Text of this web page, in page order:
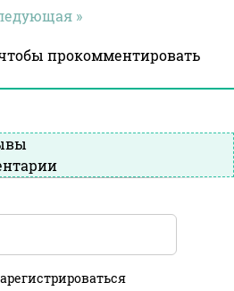
»
прокомментировать